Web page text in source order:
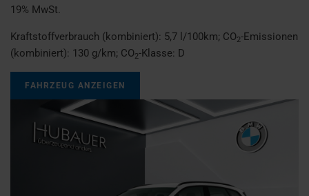
19% MwSt.
Kraftstoffverbrauch (kombiniert): 5,7 l/100km; CO2-Emissionen
(kombiniert): 130 g/km; CO2-Klasse: D
FAHRZEUG ANZEIGEN